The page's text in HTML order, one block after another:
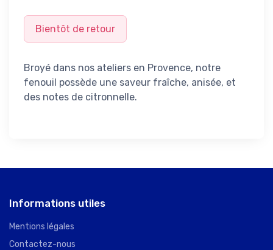
Bientôt de retour
Broyé dans nos ateliers en Provence, notre
fenouil possède une saveur fraîche, anisée, et
des notes de citronnelle.
Informations utiles
Mentions légales
Contactez-nous